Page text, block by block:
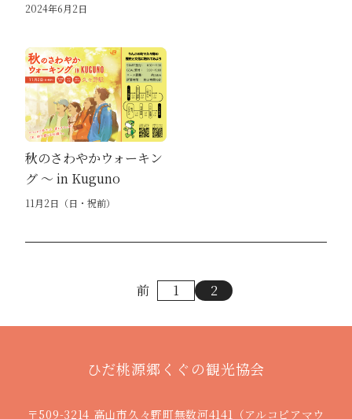
2024年6月2日
秋のさわやかウォーキン
グ 〜 in Kuguno
11月2日（日・祝前）
前 1 2
ひだ桃源郷くぐの観光協会
〒509-3214 高山市久々野町無数河4141（アルコピアマウ